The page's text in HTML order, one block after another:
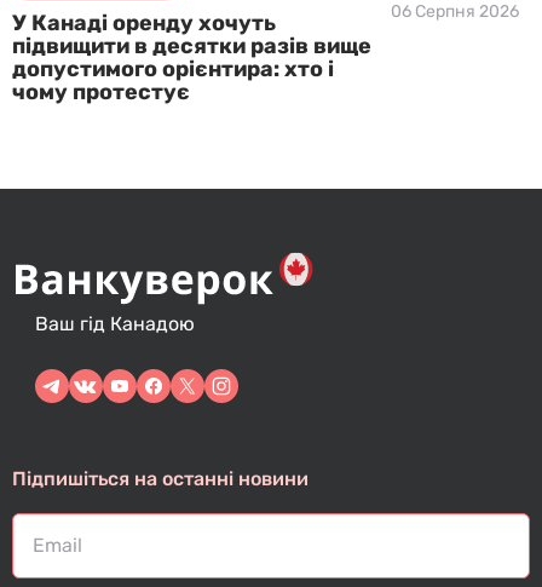
У Канаді оренду хочуть
підвищити в десятки разів вище
допустимого орієнтира: хто і
чому протестує
06 Серпня 2026
Ваш гід Канадою
Підпишіться на останні новини